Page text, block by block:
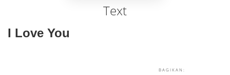
Text
I Love You
BAGIKAN: